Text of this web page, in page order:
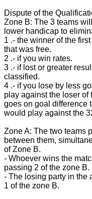
Dispute of the
Zone B: The 3 teams
lower handicap to
1 .- the winner of the
that was free.
2 .- if you win rates.
3 .- if lost or greater
classified.
4 .- if you lose by less
play against the loser of
goes on goal difference
would play against the
Zone A: The two teams
between them,
of Zone B.
- Whoever wins the
passing 2 of the zone B.
- The losing party in the
1 of the zone B.